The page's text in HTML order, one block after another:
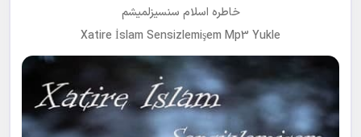
خاطره اسلام سنسیزلمیشم
Xatire İslam Sensizlemişem Mp3 Yukle